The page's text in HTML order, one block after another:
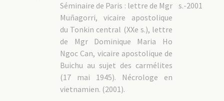
s.-2001
Séminaire de Paris : lettre de Mgr
Muñagorri, vicaire apostolique
du Tonkin central (XXe s.), lettre
de Mgr Dominique Maria Ho
Ngoc Can, vicaire apostolique de
Buichu au sujet des carmélites
(17 mai 1945). Nécrologe en
vietnamien. (2001).